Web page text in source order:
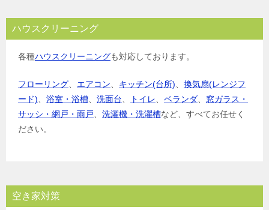
ハウスクリーニング
各種ハウスクリーニングも対応しております。
フローリング、 エアコン、 キッチン(台所)、 換気扇(レンジフ
ード)、 浴室・浴槽、 洗面台、 トイレ、 ベランダ、 窓ガラス・
サッシ・網戸・雨戸、 洗濯機・洗濯槽など、すべてお任せく
ださい。
空き家対策